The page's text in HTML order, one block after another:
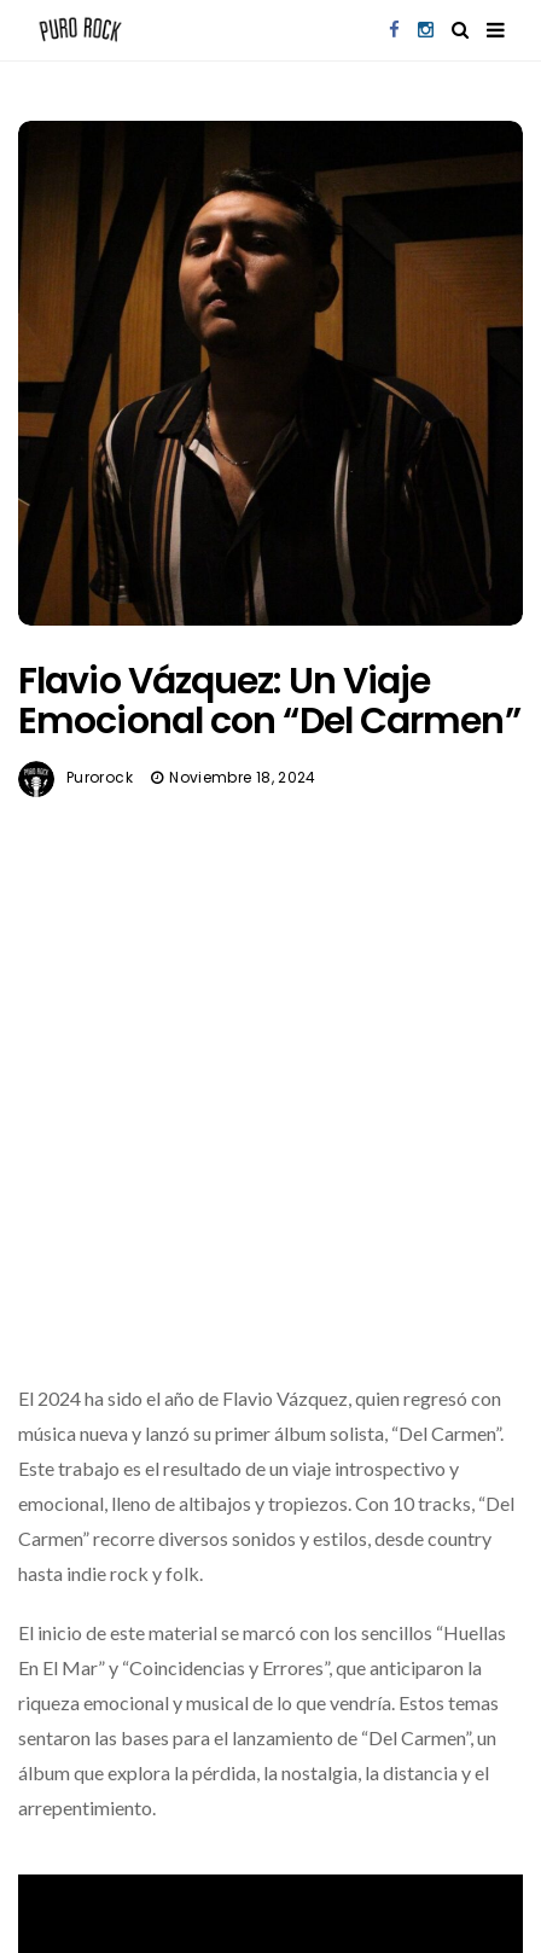
Flavio Vázquez: Un Viaje
Emocional con “Del Carmen”
Purorock Noviembre 18, 2024
El 2024 ha sido el año de Flavio Vázquez, quien regresó con
música nueva y lanzó su primer álbum solista, “Del Carmen”.
Este trabajo es el resultado de un viaje introspectivo y
emocional, lleno de altibajos y tropiezos. Con 10 tracks, “Del
Carmen” recorre diversos sonidos y estilos, desde country
hasta indie rock y folk.
El inicio de este material se marcó con los sencillos “Huellas
En El Mar” y “Coincidencias y Errores”, que anticiparon la
riqueza emocional y musical de lo que vendría. Estos temas
sentaron las bases para el lanzamiento de “Del Carmen”, un
álbum que explora la pérdida, la nostalgia, la distancia y el
arrepentimiento.